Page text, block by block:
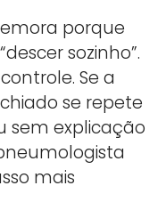
porque
sozinho”.
Se a
se repete
sem explicação
mais